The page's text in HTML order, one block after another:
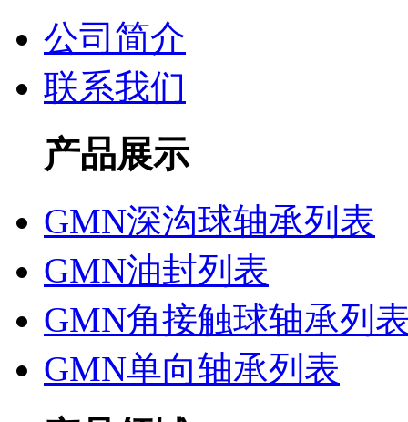
公司简介
联系我们
产品展示
GMN深沟球轴承列表
GMN油封列表
GMN角接触球轴承列
GMN单向轴承列表